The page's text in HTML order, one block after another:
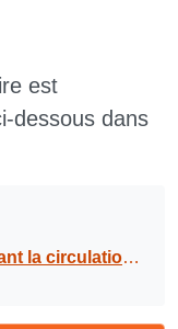
est
dessous dans
sur le territoire de la commune du Gosier